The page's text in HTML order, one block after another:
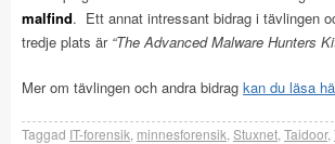
malfind. Ett annat intressant bidrag i tävlingen
tredje plats är “The Advanced Malware Hunters
Mer om tävlingen och andra bidrag kan du läsa
Taggad IT-forensik minnesforensik Stuxnet Taidoor,